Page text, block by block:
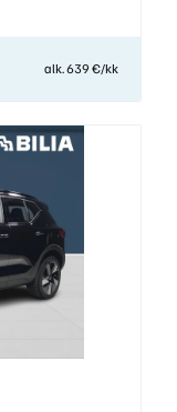
alk. 639 €/kk